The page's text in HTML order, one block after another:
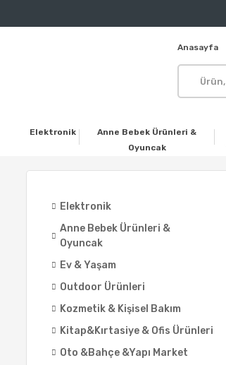
Anasayfa
Elektronik
Anne Bebek Ürünleri &
Oyuncak
Elektronik
Anne Bebek Ürünleri &
Oyuncak
Ev & Yaşam
Outdoor Ürünleri
Kozmetik & Kişisel Bakım
Kitap&Kırtasiye & Ofis Ürünleri
Oto &Bahçe &Yapı Market